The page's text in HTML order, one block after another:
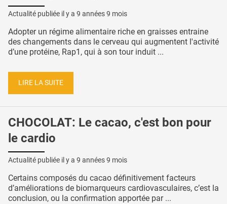
Actualité publiée il y a 9 années 9 mois
Adopter un régime alimentaire riche en graisses entraine
des changements dans le cerveau qui augmentent l'activité
d’une protéine, Rap1, qui à son tour induit ...
LIRE LA SUITE
CHOCOLAT: Le cacao, c'est bon pour
le cardio
Actualité publiée il y a 9 années 9 mois
Certains composés du cacao définitivement facteurs
d’améliorations de biomarqueurs cardiovasculaires, c’est la
conclusion, ou la confirmation apportée par ...